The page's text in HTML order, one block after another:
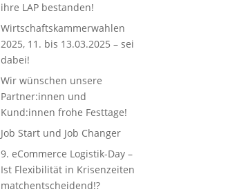
ihre LAP bestanden!
Wirtschaftskammerwahlen
2025, 11. bis 13.03.2025 – sei
dabei!
Wir wünschen unsere
Partner:innen und
Kund:innen frohe Festtage!
Job Start und Job Changer
9. eCommerce Logistik-Day –
Ist Flexibilität in Krisenzeiten
matchentscheidend!?